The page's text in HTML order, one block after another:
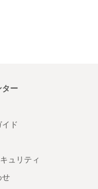
ター
ド
ュリティ
せ